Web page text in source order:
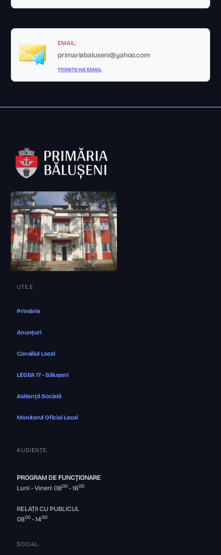
EMAIL:
primariabaluseni@yahoo.com
TRIMITE-NE EMAIL
UTILE
Primărie
Anunțuri
Consiliul Local
LEGEA 17 - Bălușeni
Asitență Socială
Monitorul Oficial Local
AUDIENȚE:
PROGRAM DE FUNCȚIONARE
Luni - Vineri: 0800 - 1600
RELAȚII CU PUBLICUL
0800 - 1400
SOCIAL: